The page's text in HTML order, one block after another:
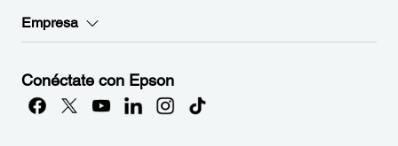
Empresa
Conéctate con Epson